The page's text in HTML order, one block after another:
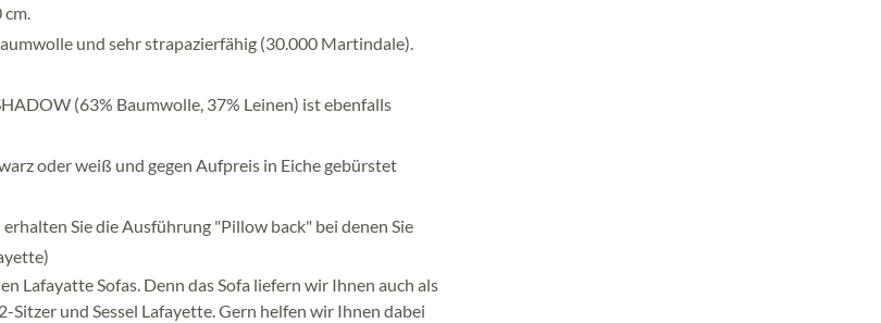
cm.
und sehr strapazierfähig (30.000 Martindale).
(63% Baumwolle, 37% Leinen) ist ebenfalls
oder weiß und gegen Aufpreis in Eiche gebürstet
Sie die Ausführung "Pillow back" bei denen Sie
Lafayatte Sofas. Denn das Sofa liefern wir Ihnen auch als
Sitzer und Sessel Lafayette. Gern helfen wir Ihnen dabei